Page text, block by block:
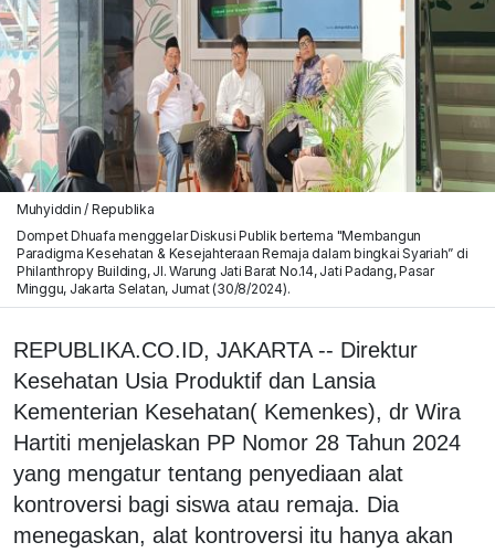
Muhyiddin / Republika
Dompet Dhuafa menggelar Diskusi Publik bertema "Membangun
Paradigma Kesehatan & Kesejahteraan Remaja dalam bingkai Syariah” di
Philanthropy Building, Jl. Warung Jati Barat No.14, Jati Padang, Pasar
Minggu, Jakarta Selatan, Jumat (30/8/2024).
REPUBLIKA.CO.ID, JAKARTA -- Direktur
Kesehatan Usia Produktif dan Lansia
Kementerian Kesehatan( Kemenkes), dr Wira
Hartiti menjelaskan PP Nomor 28 Tahun 2024
yang mengatur tentang penyediaan alat
kontroversi bagi siswa atau remaja. Dia
menegaskan, alat kontroversi itu hanya akan